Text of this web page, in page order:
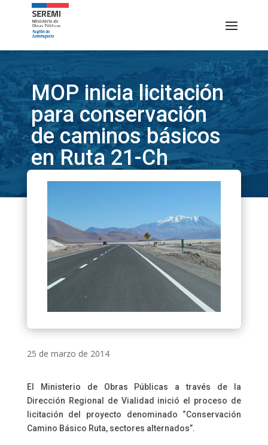
MOP inicia licitación
para conservación
de caminos básicos
en Ruta 21-Ch
25 de marzo de 2014
El Ministerio de Obras Públicas a través de la
Dirección Regional de Vialidad inició el proceso de
licitación del proyecto denominado “Conservación
Camino Básico Ruta, sectores alternados”.